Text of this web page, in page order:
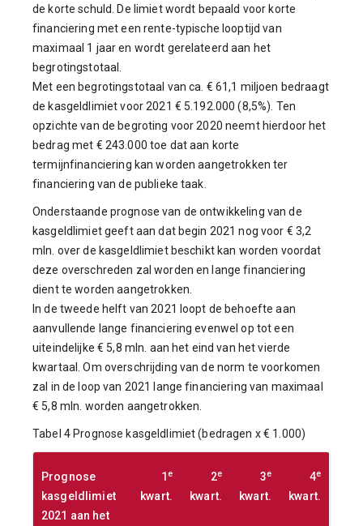
de korte schuld. De limiet wordt bepaald voor korte
financiering met een rente-typische looptijd van
maximaal 1 jaar en wordt gerelateerd aan het
begrotingstotaal.
Met een begrotingstotaal van ca. € 61,1 miljoen bedraagt
de kasgeldlimiet voor 2021 € 5.192.000 (8,5%). Ten
opzichte van de begroting voor 2020 neemt hierdoor het
bedrag met € 243.000 toe dat aan korte
termijnfinanciering kan worden aangetrokken ter
financiering van de publieke taak.
Onderstaande prognose van de ontwikkeling van de
kasgeldlimiet geeft aan dat begin 2021 nog voor € 3,2
mln. over de kasgeldlimiet beschikt kan worden voordat
deze overschreden zal worden en lange financiering
dient te worden aangetrokken.
In de tweede helft van 2021 loopt de behoefte aan
aanvullende lange financiering evenwel op tot een
uiteindelijke € 5,8 mln. aan het eind van het vierde
kwartaal. Om overschrijding van de norm te voorkomen
zal in de loop van 2021 lange financiering van maximaal
€ 5,8 mln. worden aangetrokken.
Tabel 4 Prognose kasgeldlimiet (bedragen x € 1.000)
Prognose
kasgeldlimiet
2021 aan het
1 e
kwart.
2e
kwart.
3e
kwart.
4e
kwart.